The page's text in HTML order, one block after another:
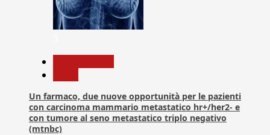
Un farmaco, due nuove opportunità per le pazienti
con carcinoma mammario metastatico hr+/her2- e
con tumore al seno metastatico triplo negativo
(mtnbc)